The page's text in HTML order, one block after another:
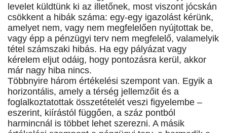
levelet küldtünk ki az illetőnek, most viszont jócskán
csökkent a hibák száma: egy-egy igazolást kérünk,
amelyet nem, vagy nem megfelelően nyújtottak be,
vagy épp a pénzügyi terv nem megfelelő, valamelyik
tétel számszaki hibás. Ha egy pályázat vagy
kérelem eljut odáig, hogy pontozásra kerül, akkor
már nagy hiba nincs.
Többnyire három értékelési szempont van. Egyik a
horizontális, amely a térség jellemzőit és a
foglalkoztatottak összetételét veszi figyelembe –
eszerint, kiírástól függően, a száz pontból
harmincnál is többet lehet szerezni. A másik